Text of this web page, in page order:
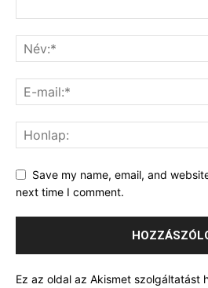
Save my name, email, and
next time I comment.
Ez az oldal az Akismet szolgáltatást